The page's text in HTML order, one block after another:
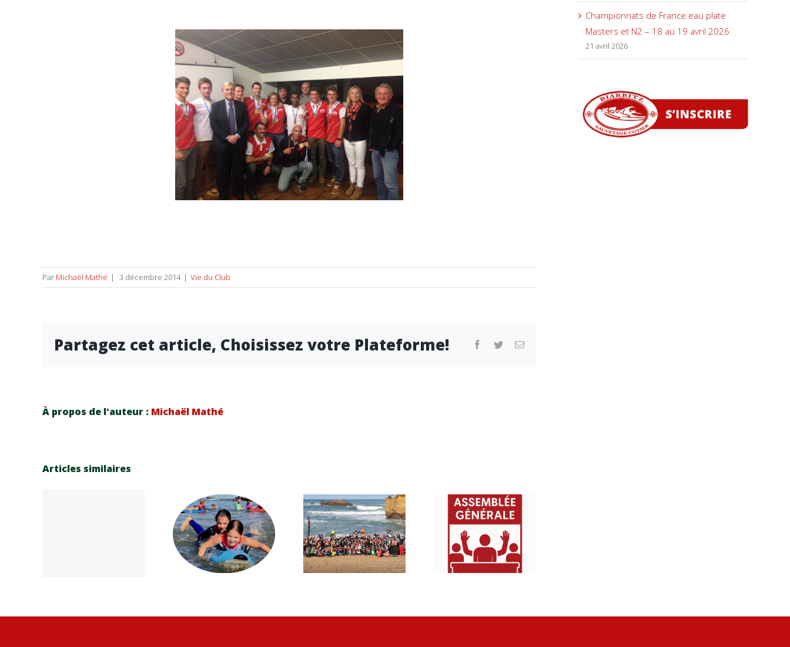
Par Michaël Mathé | 3 décembre 2014 | Vie du Club
Partagez cet article, Choisissez votre Plateforme! facebook
twitterEmail
À propos de l'auteur : Michaël Mathé
Articles similaires
Carnaval
Cup 2026
Assemblé
e
Générale
2025
Championnats de France eau plate
Masters et N2 – 18 au 19 avril 2026
21 avril 2026